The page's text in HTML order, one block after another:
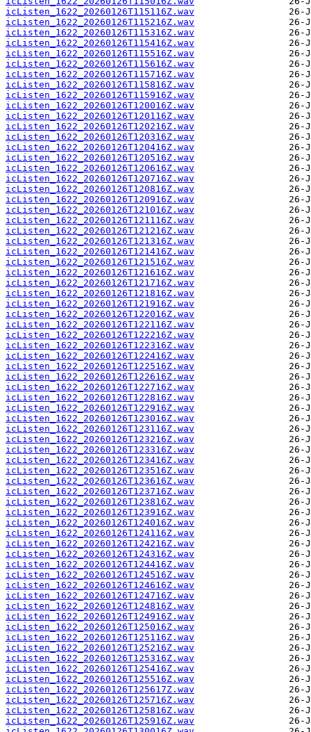
icListen_1622_20260126T115116Z.wav
icListen_1622_20260126T115216Z.wav
icListen_1622_20260126T115316Z.wav
icListen_1622_20260126T115416Z.wav
icListen_1622_20260126T115516Z.wav
icListen_1622_20260126T115616Z.wav
icListen_1622_20260126T115716Z.wav
icListen_1622_20260126T115816Z.wav
icListen_1622_20260126T115916Z.wav
icListen_1622_20260126T120016Z.wav
icListen_1622_20260126T120116Z.wav
icListen_1622_20260126T120216Z.wav
icListen_1622_20260126T120316Z.wav
icListen_1622_20260126T120416Z.wav
icListen_1622_20260126T120516Z.wav
icListen_1622_20260126T120616Z.wav
icListen_1622_20260126T120716Z.wav
icListen_1622_20260126T120816Z.wav
icListen_1622_20260126T120916Z.wav
icListen_1622_20260126T121016Z.wav
icListen_1622_20260126T121116Z.wav
icListen_1622_20260126T121216Z.wav
icListen_1622_20260126T121316Z.wav
icListen_1622_20260126T121416Z.wav
icListen_1622_20260126T121516Z.wav
icListen_1622_20260126T121616Z.wav
icListen_1622_20260126T121716Z.wav
icListen_1622_20260126T121816Z.wav
icListen_1622_20260126T121916Z.wav
icListen_1622_20260126T122016Z.wav
icListen_1622_20260126T122116Z.wav
icListen_1622_20260126T122216Z.wav
icListen_1622_20260126T122316Z.wav
icListen_1622_20260126T122416Z.wav
icListen_1622_20260126T122516Z.wav
icListen_1622_20260126T122616Z.wav
icListen_1622_20260126T122716Z.wav
icListen_1622_20260126T122816Z.wav
icListen_1622_20260126T122916Z.wav
icListen_1622_20260126T123016Z.wav
icListen_1622_20260126T123116Z.wav
icListen_1622_20260126T123216Z.wav
icListen_1622_20260126T123316Z.wav
icListen_1622_20260126T123416Z.wav
icListen_1622_20260126T123516Z.wav
icListen_1622_20260126T123616Z.wav
icListen_1622_20260126T123716Z.wav
icListen_1622_20260126T123816Z.wav
icListen_1622_20260126T123916Z.wav
icListen_1622_20260126T124016Z.wav
icListen_1622_20260126T124116Z.wav
icListen_1622_20260126T124216Z.wav
icListen_1622_20260126T124316Z.wav
icListen_1622_20260126T124416Z.wav
icListen_1622_20260126T124516Z.wav
icListen_1622_20260126T124616Z.wav
icListen_1622_20260126T124716Z.wav
icListen_1622_20260126T124816Z.wav
icListen_1622_20260126T124916Z.wav
icListen_1622_20260126T125016Z.wav
icListen_1622_20260126T125116Z.wav
icListen_1622_20260126T125216Z.wav
icListen_1622_20260126T125316Z.wav
icListen_1622_20260126T125416Z.wav
icListen_1622_20260126T125516Z.wav
icListen_1622_20260126T125617Z.wav
icListen_1622_20260126T125716Z.wav
icListen_1622_20260126T125816Z.wav
icListen_1622_20260126T125916Z.wav